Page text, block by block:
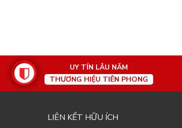
UY TÍN LÂU NĂM
THƯƠNG HIỆU TIÊN PHONG
LIÊN KẾT HỮU ÍCH